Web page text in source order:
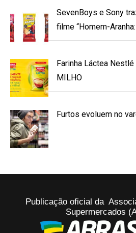
SevenBoys e Sony
filme “Homem-
Farinha Láctea
MILHO
Furtos evoluem no
Publicação oficial da
Supermercados